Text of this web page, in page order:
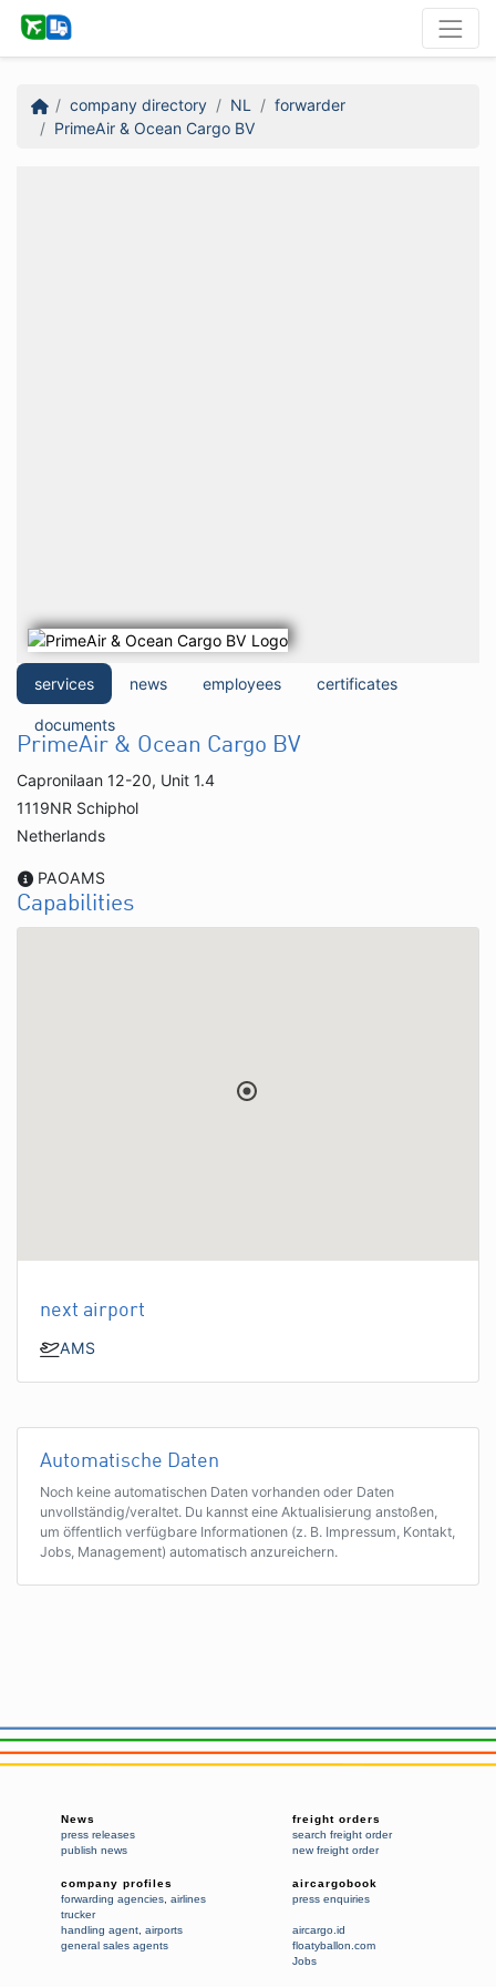
company directory NL
forwarder
PrimeAir & Ocean Cargo BV
services news employees certificates
documents
PrimeAir & Ocean Cargo BV
Capronilaan 12-20, Unit 1.4
1119NR Schiphol
Netherlands
PAOAMS
Capabilities
next airport
AMS
Automatische Daten
Noch keine automatischen Daten vorhanden oder Daten
unvollständig/veraltet. Du kannst eine Aktualisierung anstoßen,
um öffentlich verfügbare Informationen (z. B. Impressum, Kontakt,
Jobs, Management) automatisch anzureichern.
News
press releases
publish news
freight orders
search freight order
new freight order
company profiles
forwarding agencies airlines
trucker
handling agent airports
general sales agents
aircargobook
press enquiries
aircargo.id
floatyballon.com
Jobs